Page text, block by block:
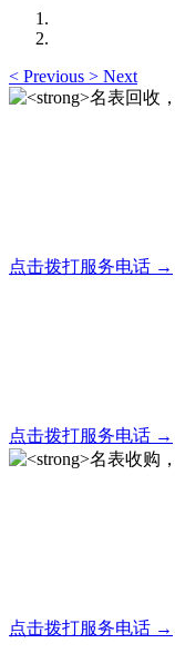
< Previous > Next
点击拨打服务电话 →
点击拨打服务电话 →
点击拨打服务电话 →